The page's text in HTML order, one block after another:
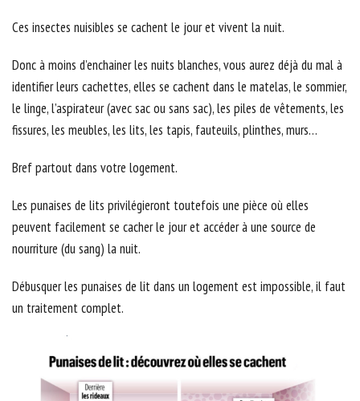
Ces insectes nuisibles se cachent le jour et vivent la nuit.
Donc à moins d’enchainer les nuits blanches, vous aurez déjà du mal à
identifier leurs cachettes, elles se cachent dans le matelas, le sommier,
le linge, l’aspirateur (avec sac ou sans sac), les piles de vêtements, les
fissures, les meubles, les lits, les tapis, fauteuils, plinthes, murs…
Bref partout dans votre logement.
Les punaises de lits privilégieront toutefois une pièce où elles
peuvent facilement se cacher le jour et accéder à une source de
nourriture (du sang) la nuit.
Débusquer les punaises de lit dans un logement est impossible, il faut
un traitement complet.